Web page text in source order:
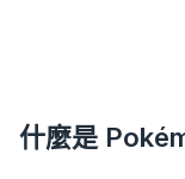
什麼是